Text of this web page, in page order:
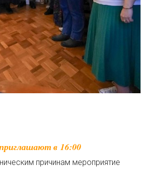
причинам мероприятие